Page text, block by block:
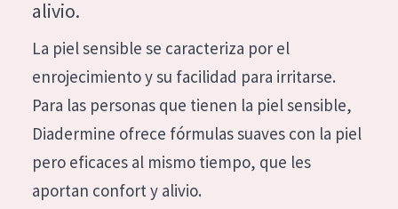
Hidratación y luminosidad
Reducción de arrugas
Regeneración
Piel menopáusica
TIPO DE PRODUCTO
Spanish
Greek
alivio.
La piel sensible se caracteriza por el
enrojecimiento y su facilidad para irritarse.
Para las personas que tienen la piel sensible,
Diadermine ofrece fórmulas suaves con la piel
pero eficaces al mismo tiempo, que les
aportan confort y alivio.